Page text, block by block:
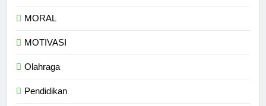
MORAL
MOTIVASI
Olahraga
Pendidikan